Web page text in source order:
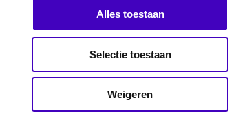
Alles toestaan
Selectie toestaan
Weigeren
Instagram